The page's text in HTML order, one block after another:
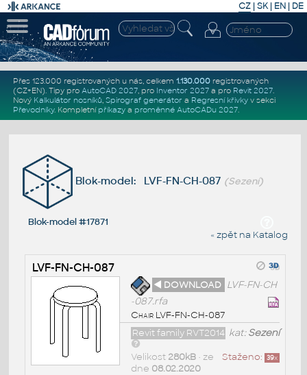
CZ | SK| EN | DE
Přes 123.000 registrovaných u nás, celkem 1.130.000registrovaných
(CZ+EN). Tipy pro AutoCAD 2027, pro Inventor 2027a pro Revit 2027.
Nový Kalkulátor nosníků, Spirograf generátor a Regresní křivkyv sekci
Převodníky. Kompletní příkazya proměnné AutoCADu 2027.
Blok-model: LVF-FN-CH-087 (Sezení)
Blok-model #17871
« zpět na Katalog
LVF-FN-CH-087
◄ DOWNLOAD LVF-FN-CH
-087.rfa
Chair LVF-FN-CH-087
kat:Sezení
Revit family RVT2014
Staženo: 39x
Velikost 280kB• ze
dne 08.02.2020